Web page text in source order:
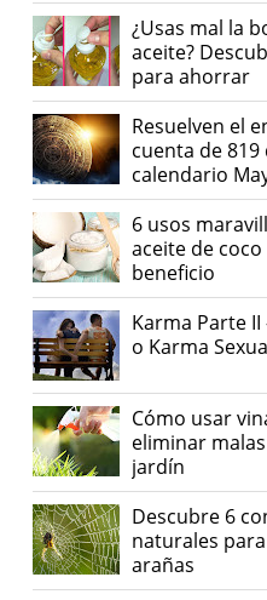
¿Usas mal la
aceite?
para ahorrar
Resuelven el
cuenta de 819
calendario
6 usos
aceite de
beneficio
Karma Parte II
o Karma
Cómo usar
eliminar
jardín
Descubre 6
naturales
arañas